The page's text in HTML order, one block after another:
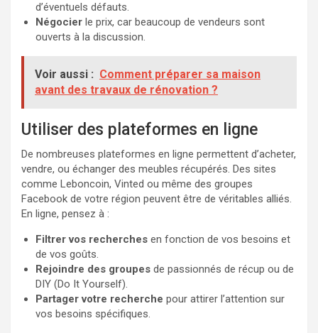
d’éventuels défauts.
Négocier le prix, car beaucoup de vendeurs sont
ouverts à la discussion.
Voir aussi : Comment préparer sa maison
avant des travaux de rénovation ?
Utiliser des plateformes en ligne
De nombreuses plateformes en ligne permettent d’acheter,
vendre, ou échanger des meubles récupérés. Des sites
comme Leboncoin, Vinted ou même des groupes
Facebook de votre région peuvent être de véritables alliés.
En ligne, pensez à :
Filtrer vos recherches en fonction de vos besoins et
de vos goûts.
Rejoindre des groupes de passionnés de récup ou de
DIY (Do It Yourself).
Partager votre recherche pour attirer l’attention sur
vos besoins spécifiques.